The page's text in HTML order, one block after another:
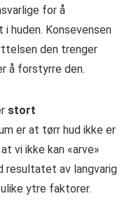
for å
huden. Konsevensen
den trenger
å forstyrre den.
stort
er at tørr hud ikke er
vi ikke kan «arve»
av langvarig
ytre faktorer.